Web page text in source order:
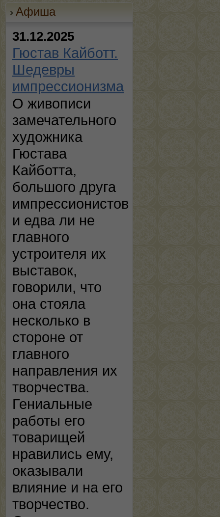
Афиша
31.12.2025
Гюстав Кайботт.
Шедевры
импрессионизма
О живописи
замечательного
художника
Гюстава
Кайботта,
большого друга
импрессионистов
и едва ли не
главного
устроителя их
выставок,
говорили, что
она стояла
несколько в
стороне от
главного
направления их
творчества.
Гениальные
работы его
товарищей
нравились ему,
оказывали
влияние и на его
творчество.